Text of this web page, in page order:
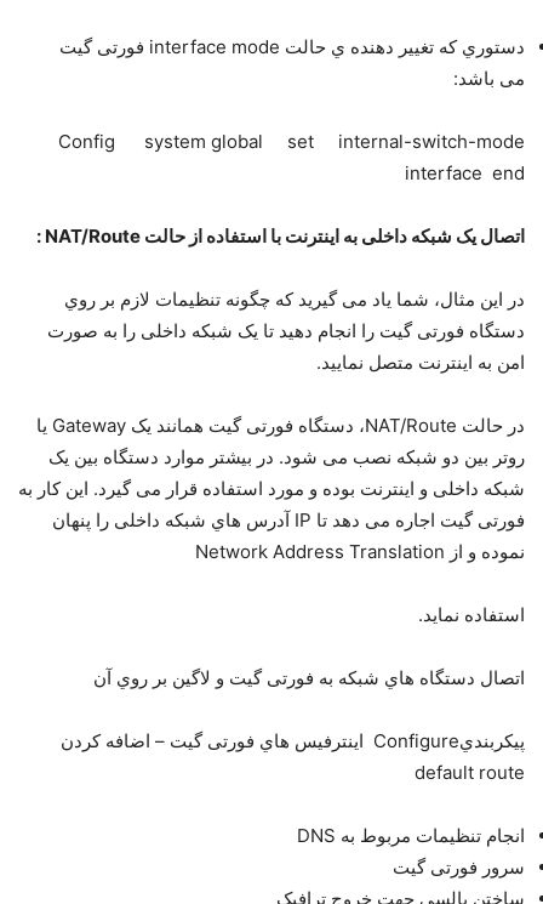
دﺳﺘﻮري ﮐﻪ ﺗﻐﯿﯿﺮ دﻫﻨﺪه ي ﺣﺎﻟﺖ interface mode ﻓﻮرﺗﯽ ﮔﯿﺖ
ﻣﯽ ﺑﺎﺷﺪ:
Config system global set internal-switch-mode
interface end
اﺗﺼﺎل ﯾﮏ ﺷﺒﮑﻪ داﺧﻠﯽ ﺑﻪ اﯾﻨﺘﺮﻧﺖ ﺑﺎ اﺳﺘﻔﺎده از ﺣﺎﻟﺖ NAT/Route :
در اﯾﻦ ﻣﺜﺎل، ﺷﻤﺎ ﯾﺎد ﻣﯽ ﮔﯿﺮﯾﺪ ﮐﻪ ﭼﮕﻮﻧﻪ ﺗﻨﻈﯿﻤﺎت ﻻزم ﺑﺮ روي
دﺳﺘﮕﺎه ﻓﻮرﺗﯽ ﮔﯿﺖ را اﻧﺠﺎم دﻫﯿﺪ ﺗﺎ ﯾﮏ ﺷﺒﮑﻪ داﺧﻠﯽ را ﺑﻪ ﺻﻮرت
اﻣﻦ ﺑﻪ اﯾﻨﺘﺮﻧﺖ ﻣﺘﺼﻞ ﻧﻤﺎﯾﯿﺪ.
در ﺣﺎﻟﺖ NAT/Route، دﺳﺘﮕﺎه ﻓﻮرﺗﯽ ﮔﯿﺖ ﻫﻤﺎﻧﻨﺪ ﯾﮏ Gateway ﯾﺎ
روﺗﺮ ﺑﯿﻦ دو ﺷﺒﮑﻪ ﻧﺼﺐ ﻣﯽ ﺷﻮد. در ﺑﯿﺸﺘﺮ ﻣﻮارد دﺳﺘﮕﺎه ﺑﯿﻦ ﯾﮏ
ﺷﺒﮑﻪ داﺧﻠﯽ و اﯾﻨﺘﺮﻧﺖ ﺑﻮده و ﻣﻮرد اﺳﺘﻔﺎده ﻗﺮار ﻣﯽ ﮔﯿﺮد. اﯾﻦ ﮐﺎر ﺑﻪ
ﻓﻮرﺗﯽ ﮔﯿﺖ اﺟﺎره ﻣﯽ دﻫﺪ ﺗﺎ IP آدرس ﻫﺎي ﺷﺒﮑﻪ داﺧﻠﯽ را ﭘﻨﻬﺎن
ﻧﻤﻮده و از Network Address Translation
اﺳﺘﻔﺎده ﻧﻤﺎﯾﺪ.
اﺗﺼﺎل دﺳﺘﮕﺎه ﻫﺎي ﺷﺒﮑﻪ ﺑﻪ ﻓﻮرﺗﯽ ﮔﯿﺖ و ﻻﮔﯿﻦ ﺑﺮ روي آن
ﭘﯿﮑﺮﺑﻨﺪيConfigure اﯾﻨﺘﺮﻓﯿﺲ ﻫﺎي ﻓﻮرﺗﯽ ﮔﯿﺖ – اﺿﺎﻓﻪ ﮐﺮدن
default route
اﻧﺠﺎم ﺗﻨﻈﯿﻤﺎت ﻣﺮﺑﻮط ﺑﻪ DNS
ﺳﺮور ﻓﻮرﺗﯽ ﮔﯿﺖ
ﺳﺎﺧﺘﻦ ﭘﺎﻟﺴﯽ ﺟﻬﺖ ﺧﺮوج ﺗﺮاﻓﯿﮏ